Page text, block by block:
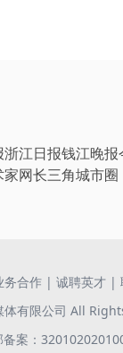
浙江日报钱江晚报
家网长三角城市圈
务合作 | 诚聘英才 |
有限公司 All
备案：